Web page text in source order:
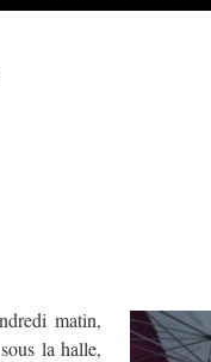
matin,
la halle,